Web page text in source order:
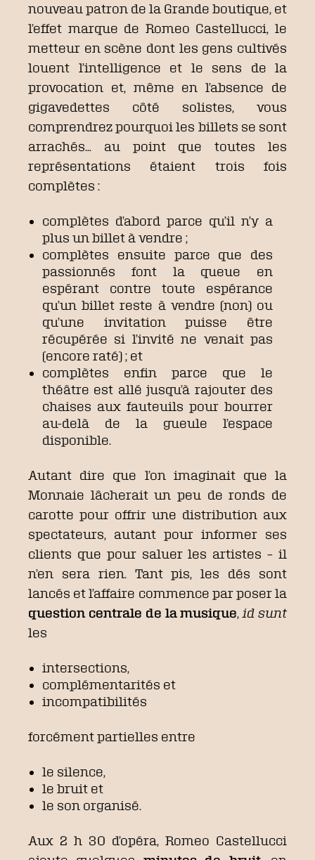
nouveau patron de la Grande boutique, et
l’effet marque de Romeo Castellucci, le
metteur en scène dont les gens cultivés
louent l’intelligence et le sens de la
provocation et, même en l’absence de
gigavedettes côté solistes, vous
comprendrez pourquoi les billets se sont
arrachés… au point que toutes les
représentations étaient trois fois
complètes :
complètes d’abord parce qu’il n’y a
plus un billet à vendre ;
complètes ensuite parce que des
passionnés font la queue en
espérant contre toute espérance
qu’un billet reste à vendre (non) ou
qu’une invitation puisse être
récupérée si l’invité ne venait pas
(encore raté) ; et
complètes enfin parce que le
théâtre est allé jusqu’à rajouter des
chaises aux fauteuils pour bourrer
au-delà de la gueule l’espace
disponible.
Autant dire que l’on imaginait que la
Monnaie lâcherait un peu de ronds de
carotte pour offrir une distribution aux
spectateurs, autant pour informer ses
clients que pour saluer les artistes – il
n’en sera rien. Tant pis, les dés sont
lancés et l’affaire commence par poser la
question centrale de la musique, id sunt
les
intersections,
complémentarités et
incompatibilités
forcément partielles entre
le silence,
le bruit et
le son organisé.
Aux 2 h 30 d’opéra, Romeo Castellucci